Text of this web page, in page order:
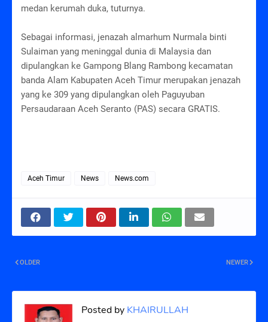
medan kerumah duka, tuturnya.
Sebagai informasi, jenazah almarhum Nurmala binti
Sulaiman yang meninggal dunia di Malaysia dan
dipulangkan ke Gampong Blang Rambong kecamatan
banda Alam Kabupaten Aceh Timur merupakan jenazah
yang ke 309 yang dipulangkan oleh Paguyuban
Persaudaraan Aceh Seranto (PAS) secara GRATIS.
Aceh Timur News News.com
NEWER
OLDER
Posted by KHAIRULLAH